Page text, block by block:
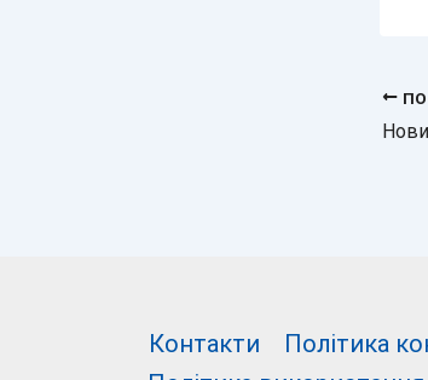
Контакти Політика